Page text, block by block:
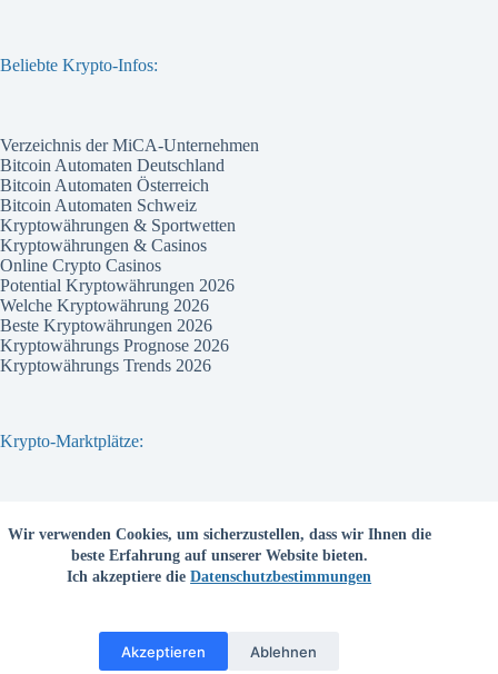
Wir verwenden Cookies, um sicherzustellen, dass wir Ihnen die
beste Erfahrung auf unserer Website bieten.
Ich akzeptiere dieDatenschutzbestimmungen
Akzeptieren Ablehnen
Beliebte Krypto-Infos:
Verzeichnis der MiCA-Unternehmen
Bitcoin Automaten Deutschland
Bitcoin Automaten Österreich
Bitcoin Automaten Schweiz
Kryptowährungen & Sportwetten
Kryptowährungen & Casinos
Online Crypto Casinos
Potential Kryptowährungen 2026
Welche Kryptowährung 2026
Beste Kryptowährungen 2026
Kryptowährungs Prognose 2026
Kryptowährungs Trends 2026
Krypto-Marktplätze:
Bitpanda
Bitcoin.de
Deutschsprachige Kryptobörsen